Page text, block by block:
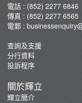
電話 : (852) 2277 6846
傳真 : (852) 2277 6565
電郵 :
查詢及支援
分行資料
投訴程序
關於輝立
輝立簡介